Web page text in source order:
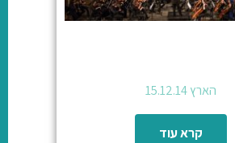
הארץ 15.12.14
קרא עוד